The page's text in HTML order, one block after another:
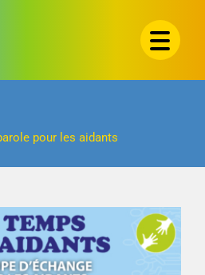
pour les aidants